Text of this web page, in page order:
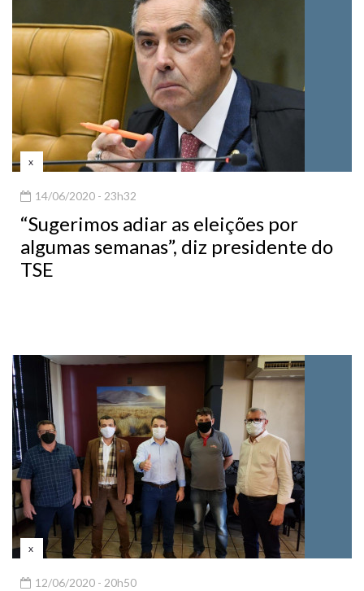
x
14/06/2020 - 23h32
“Sugerimos adiar as eleições por
algumas semanas”, diz presidente do
TSE
x
12/06/2020 - 20h50